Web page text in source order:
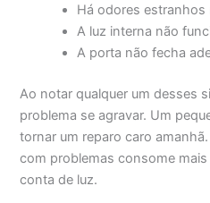
Há odores
A luz interna não
A porta não fecha
Ao notar qualquer um desses
problema se agravar. Um
tornar um reparo caro
com problemas consome
conta de luz.